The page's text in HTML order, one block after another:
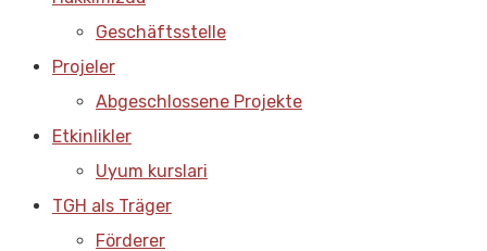
Geschäftsstelle
Projeler
Abgeschlossene Projekte
Etkinlikler
Uyum kurslari
TGH als Träger
Förderer